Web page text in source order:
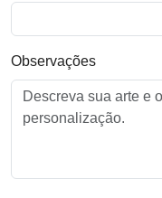
Observações